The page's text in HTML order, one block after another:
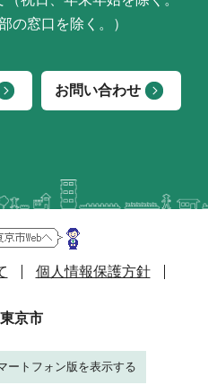
の窓口を除く。）
お問い合わせ
個人情報保護方針
京市
ートフォン版を表示する